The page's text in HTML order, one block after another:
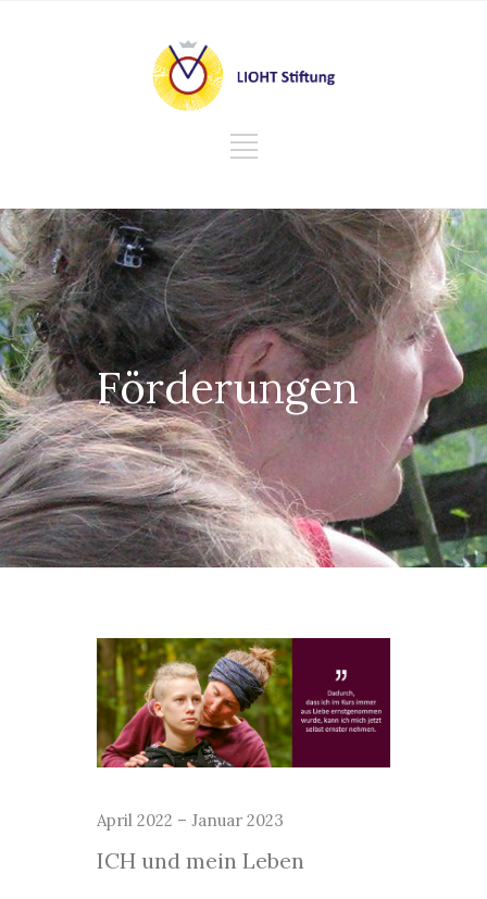
Förderungen
April 2022 – Januar 2023
ICH und mein Leben